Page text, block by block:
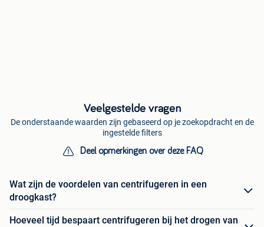
Veelgestelde vragen
De onderstaande waarden zijn gebaseerd op je zoekopdracht en de
ingestelde filters
Deel opmerkingen over deze FAQ
Wat zijn de voordelen van centrifugeren in een
droogkast?
Hoeveel tijd bespaart centrifugeren bij het drogen van